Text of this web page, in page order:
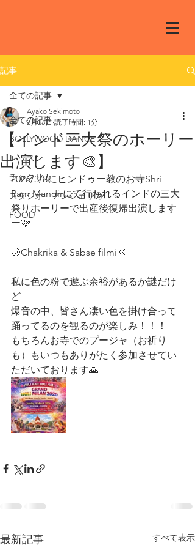
記事
全ての記事
BOLLYWOOD DANCE
レッスン
チャクリカ
スタジオ アンジェリカ
FOOD
全ての記事
【インド三大祭のホーリー
出演します🎨】
Ayako Sekimoto
2月23日 読了時間: 1分
2026/3/8にヒンドゥー教のお寺Shri
Ram Mandirにて行われるインドの三大
祭りホーリーで出産後復帰出演します
ー🩷
🌙Chakrika & Sabse filmi🌞
私に色の粉で遊ぶ余裕があるか謎だけ
ど
爆音の中、皆さん凄い色を掛け合って
踊ってるのを観るのが楽しみ！！！
もちろんお寺でのプージャ（お祈り
も）もいつもありがたく参加させてい
ただいております🙏
最新記事 すべて表示